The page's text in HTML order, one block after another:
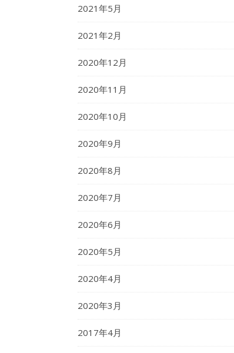
2021年5月
2021年2月
2020年12月
2020年11月
2020年10月
2020年9月
2020年8月
2020年7月
2020年6月
2020年5月
2020年4月
2020年3月
2017年4月